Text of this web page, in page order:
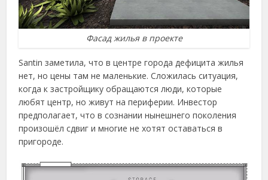
Фасад жилья в проекте
Santin заметила, что в центре города дефицита жилья
нет, но цены там не маленькие. Сложилась ситуация,
когда к застройщику обращаются люди, которые
любят центр, но живут на периферии. Инвестор
предполагает, что в сознании нынешнего поколения
произошёл сдвиг и многие не хотят оставаться в
пригороде.